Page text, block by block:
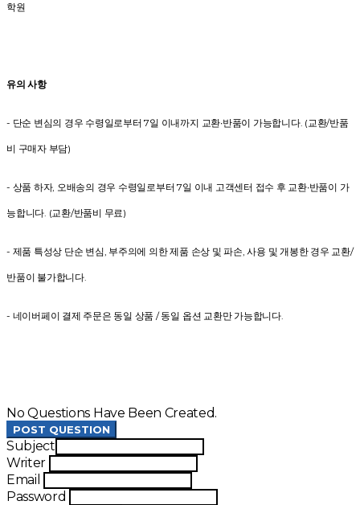
학원
유의 사항
- 단순 변심의 경우 수령일로부터 7일 이내까지 교환∙반품이 가능합니다. (교환/반품
비 구매자 부담)
- 상품 하자, 오배송의 경우 수령일로부터 7일 이내 고객센터 접수 후 교환∙반품이 가
능합니다. (교환/반품비 무료)
- 제품 특성상 단순 변심, 부주의에 의한 제품 손상 및 파손, 사용 및 개봉한 경우 교환/
반품이 불가합니다.
- 네이버페이 결제 주문은 동일 상품 / 동일 옵션 교환만 가능합니다.
No Questions Have Been Created.
POST QUESTION
Subject
Writer
Email
Password